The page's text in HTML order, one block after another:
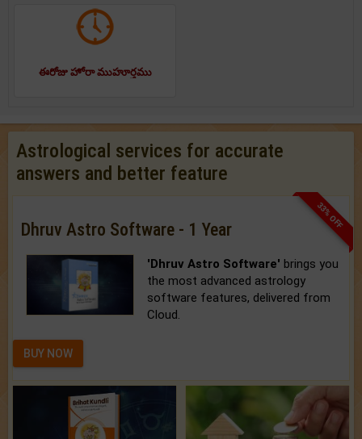
ఈరోజు హోరా ముహూర్తము
Astrological services for accurate
answers and better feature
33% OFF
Dhruv Astro Software - 1 Year
'Dhruv Astro Software' brings you
the most advanced astrology
software features, delivered from
Cloud.
BUY NOW